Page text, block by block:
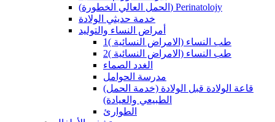
(الحمل العالي الخطورة) Perinatolojy
خدمة حديثي الولادة
أمراض النساء والتوليد
طب النساء (الامراض النسائية )1
طب النساء (الامراض النسائية )2
الغدد الصماء
مدرسة الحوامل
(قاعة الولادة قبل الولادة (خدمة الحمل
الطبيعي والعيادة)
الطوارئ